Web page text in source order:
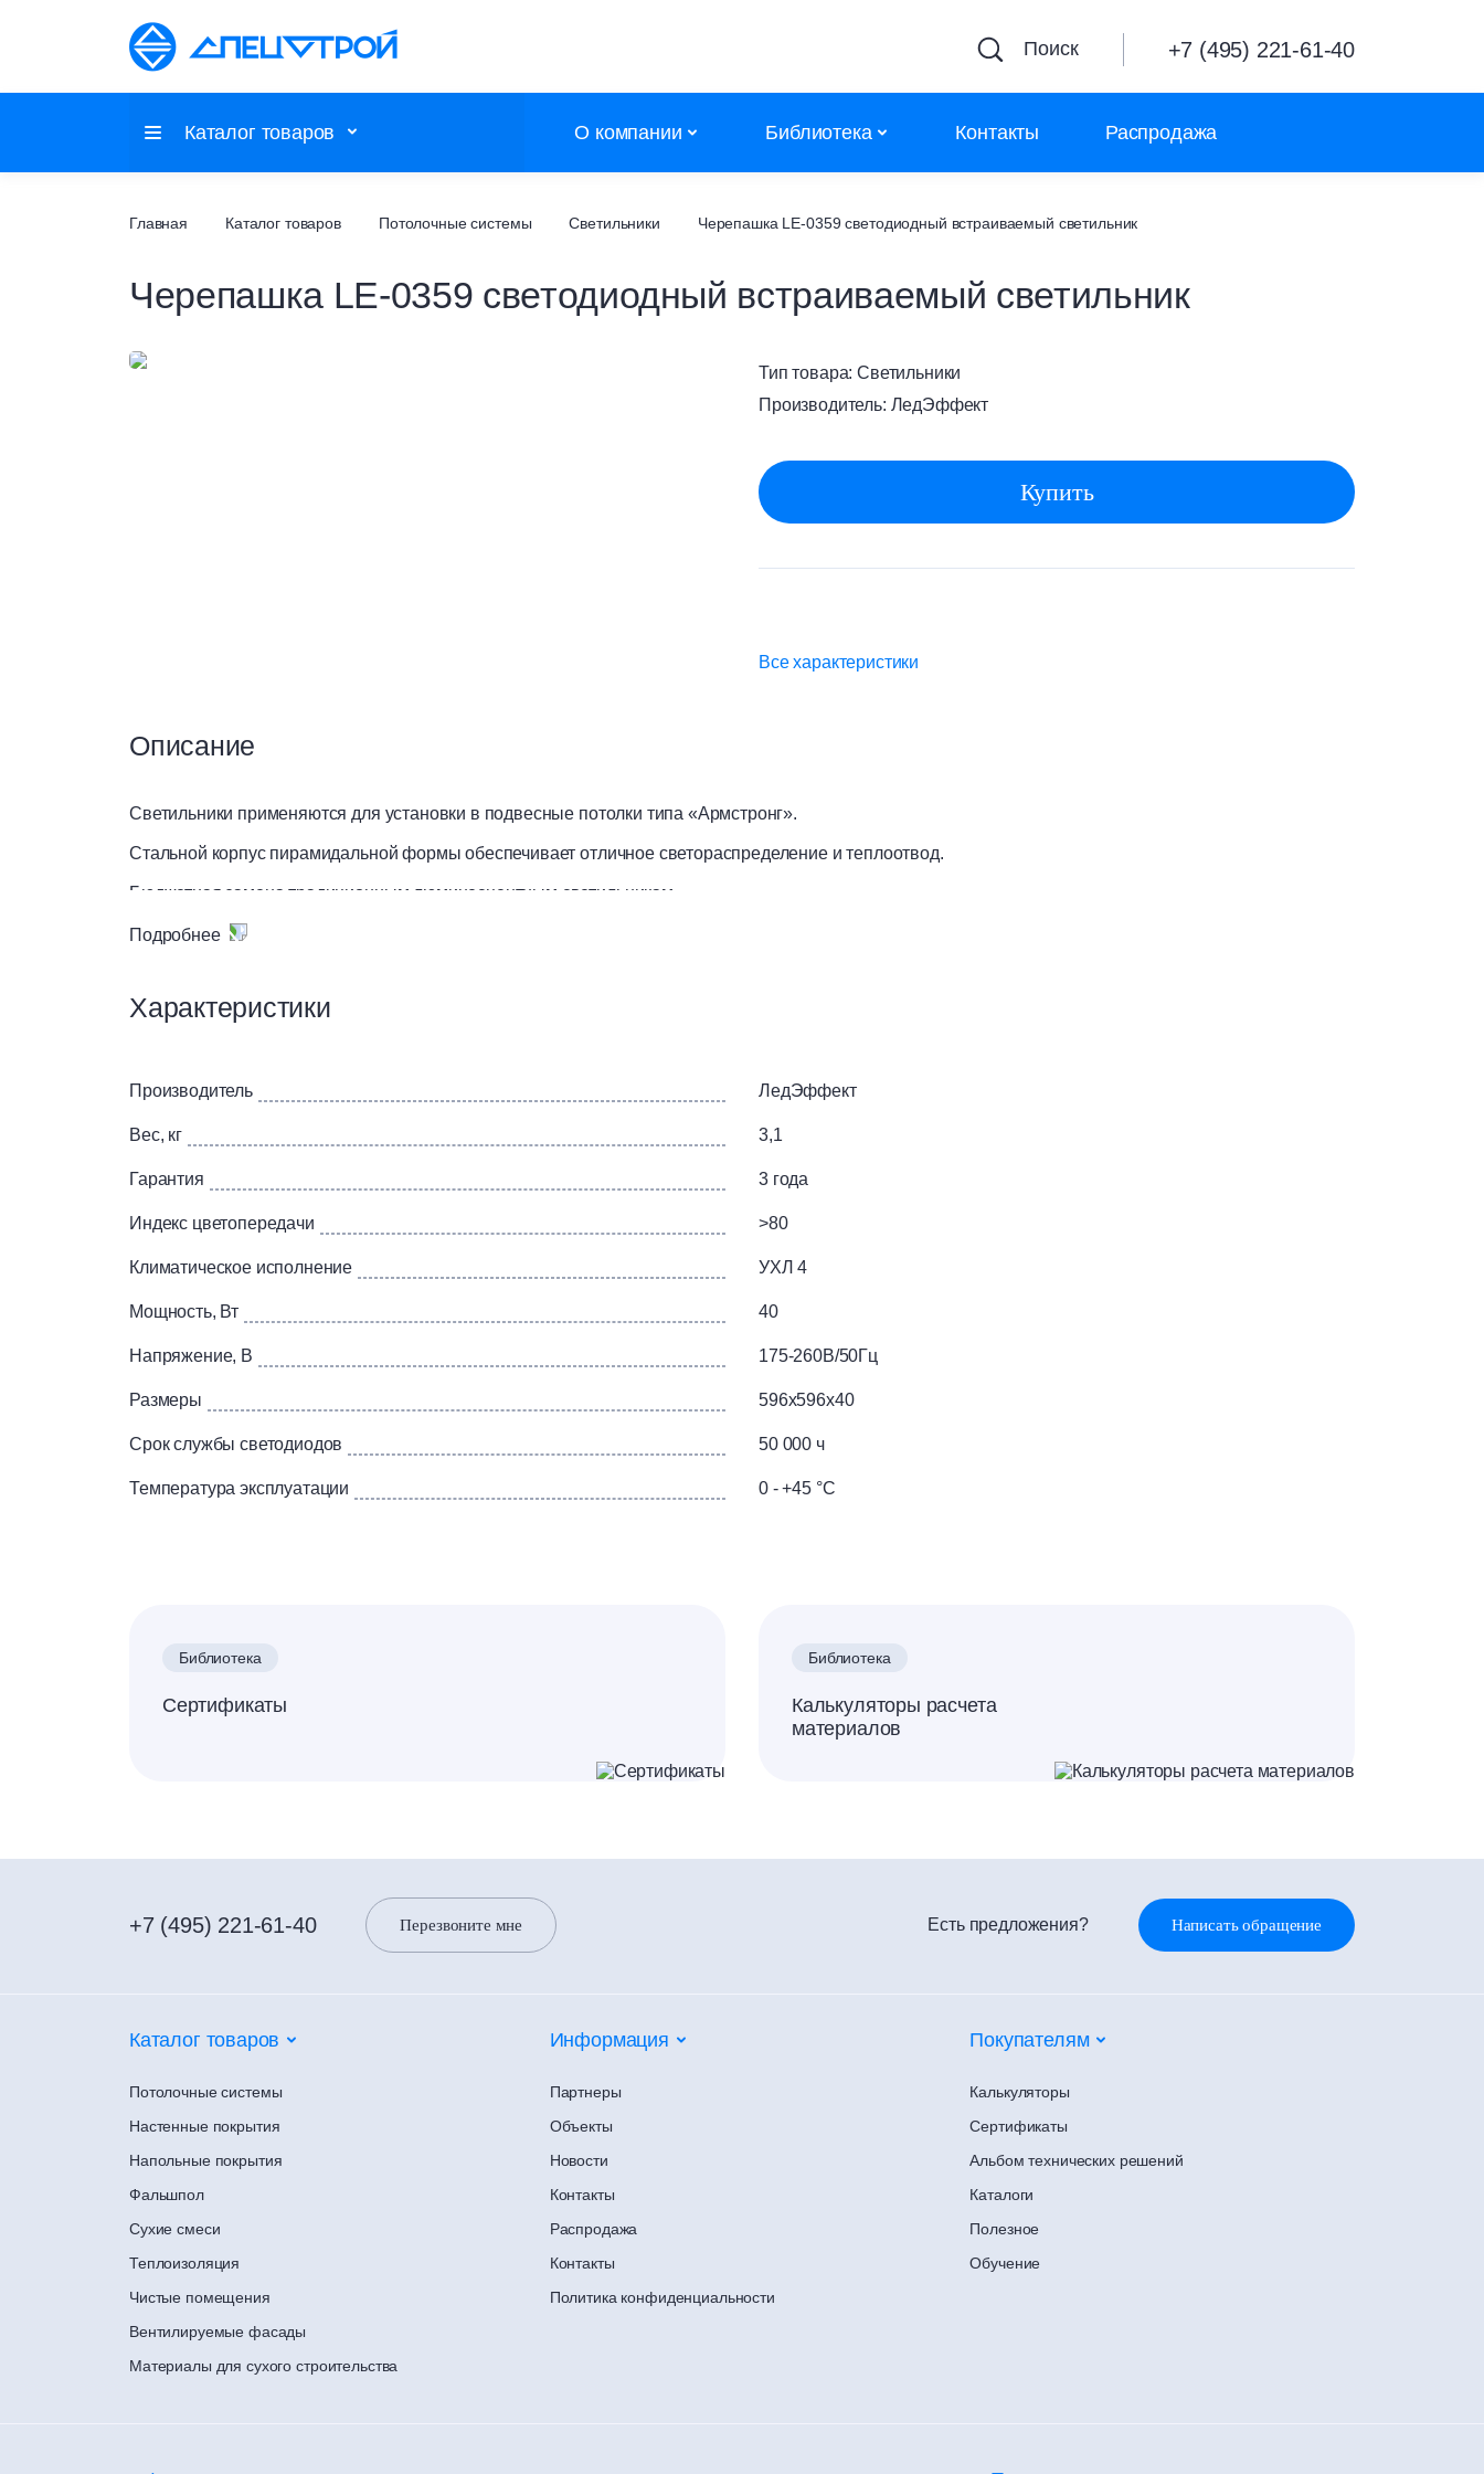
Поиск +7 (495) 221-61-40
Каталог товаров
Настенные покрытия
О компании
Объекты
Новости
Библиотека
Сертификаты
Сертификаты дилеров
Каталоги
Контакты Распродажа
Главная Каталог товаров Потолочные системы Светильники Черепашка LE-0359 светодиодный встраиваемый светильник
Черепашка LE-0359 светодиодный встраиваемый светильник
Тип товара: Светильники
Производитель: ЛедЭффект
Купить
Все характеристики
Описание
Светильники применяются для установки в подвесные потолки типа «Армстронг».
Стальной корпус пирамидальной формы обеспечивает отличное светораспределение и теплоотвод.
Бюджетная замена традиционным люминесцентным светильникам.
Цвет корпуса – серый.
Светодиоды японской фирмы NICHIA теплого и нейтрально-белого свечения
Рассеиватель: текстурированный или опаловый
Не требует специального обслуживания
Бюджетная серия
Административно-офисных помещений
Общественных учреждений
Холлов и коридоров
Подробнее
Характеристики
Производитель ЛедЭффект
Вес, кг 3,1
Гарантия 3 года
Индекс цветопередачи >80
Климатическое исполнение УХЛ 4
Мощность, Вт 40
Напряжение, В 175-260В/50Гц
Размеры 596х596х40
Срок службы светодиодов 50 000 ч
Температура эксплуатации 0 - +45 °С
Библиотека
Сертификаты
Библиотека
Калькуляторы расчета
материалов
+7 (495) 221-61-40 Перезвоните мне Есть предложения? Написать обращение
Каталог товаров
Потолочные системы
Настенные покрытия
Напольные покрытия
Фальшпол
Сухие смеси
Теплоизоляция
Чистые помещения
Вентилируемые фасады
Материалы для сухого строительства
Информация
Партнеры
Объекты
Новости
Контакты
Распродажа
Контакты
Политика конфиденциальности
Покупателям
Калькуляторы
Сертификаты
Альбом технических решений
Каталоги
Полезное
Обучение